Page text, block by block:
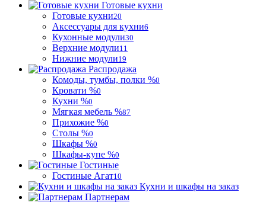
Готовые кухни
Готовые кухни20
Аксессуары для кухни6
Кухонные модули30
Верхние модули11
Нижние модули19
Распродажа
Комоды, тумбы, полки %0
Кровати %0
Кухни %0
Мягкая мебель %87
Прихожие %0
Столы %0
Шкафы %0
Шкафы-купе %0
Гостиные
Гостиные Агат10
Кухни и шкафы на заказ
Партнерам